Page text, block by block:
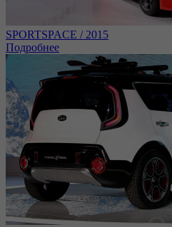
SPORTSPACE / 2015
Подробнее